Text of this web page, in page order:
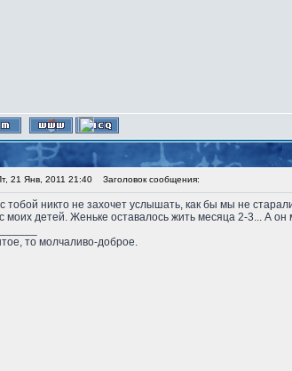
21 Янв, 2011 21:40 Заголовок сообщения:
никто не захочет услышать, как бы мы не
моих детей. Женьке оставалось жить месяца 2-3... А
то молчаливо-доброе.